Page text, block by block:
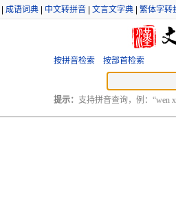
成语词典 中文转拼音 文言文字典 繁体字转
按拼音检索 按部首检索
提示： 支持拼音查询，例：“wen